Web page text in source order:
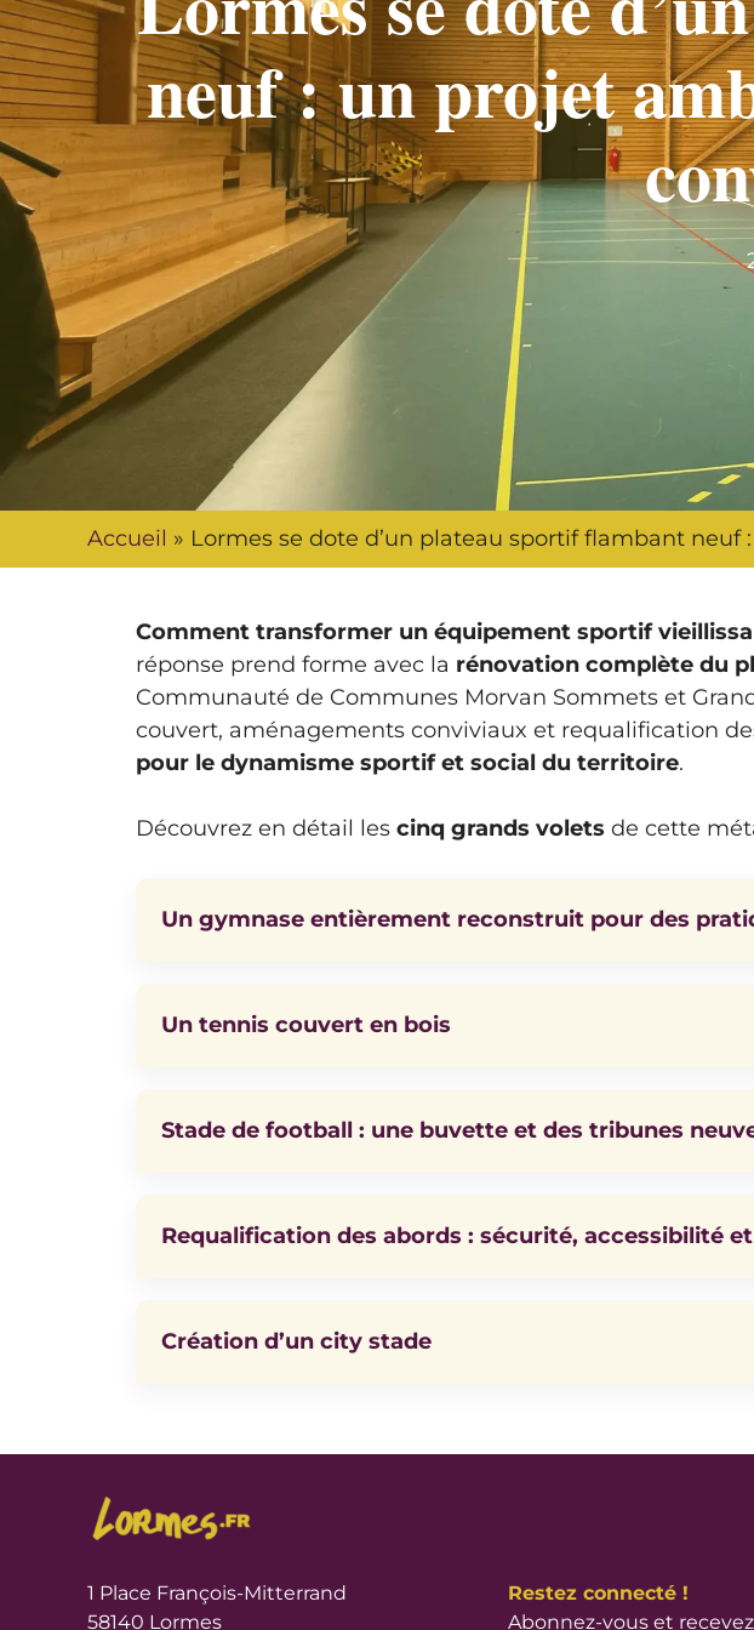
neuf : un projet
Accueil » Lormes se dote d’un plateau sportif flambant
Comment transformer un équipement sportif
réponse prend forme avec la rénovation complète du
Communauté de Communes Morvan Sommets et
couvert, aménagements conviviaux et requalification
pour le dynamisme sportif et social du territoire.
Découvrez en détail les cinq grands volets de cette
Un gymnase entièrement reconstruit pour des
Un tennis couvert en bois
Stade de football : une buvette et des tribunes
Requalification des abords : sécurité, accessibilité
Création d’un city stade
1 Place François-Mitterrand
58140 Lormes
Restez connecté !
Abonnez-vous et